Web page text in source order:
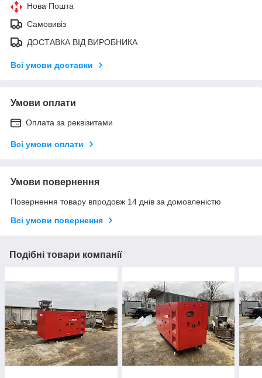
Нова Пошта
Самовивіз
ДОСТАВКА ВІД ВИРОБНИКА
Всі умови доставки
Умови оплати
Оплата за реквізитами
Всі умови оплати
Умови повернення
Повернення товару впродовж 14 днів за домовленістю
Всі умови повернення
Подібні товари компанії